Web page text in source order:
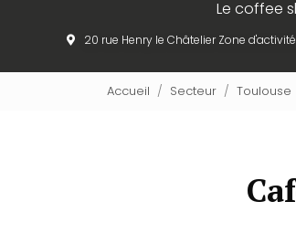
Le coffee
20 rue Henry le Châtelier Zone d'activité
Accueil Secteur Toulouse